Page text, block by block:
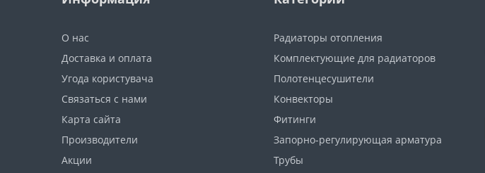
О нас
Доставка и оплата
Угода користувача
Связаться с нами
Карта сайта
Производители
Акции
Радиаторы отопления
Комплектующие для радиаторов
Полотенцесушители
Конвекторы
Фитинги
Запорно-регулирующая арматура
Трубы